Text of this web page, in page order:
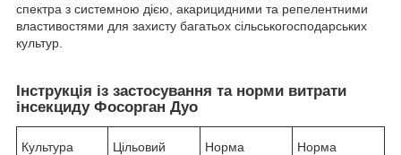
спектра з системною дією, акарицидними та репелентними
властивостями для захисту багатьох сільськогосподарських
культур.
Інструкція із застосування та норми витрати
інсекцидуФосорган Дуо
Культура
Цільовий
Норма
Норма